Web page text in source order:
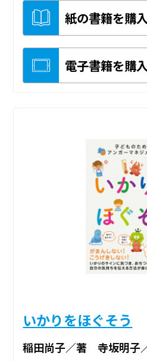
紙の書籍を購
電子書籍を購
いかりをほぐそう
稲田尚子／著 寺坂明子